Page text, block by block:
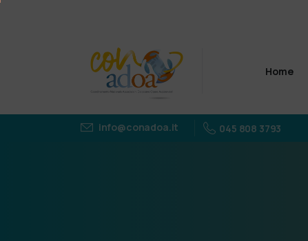
Home
info@conadoa.it 045 808 3793